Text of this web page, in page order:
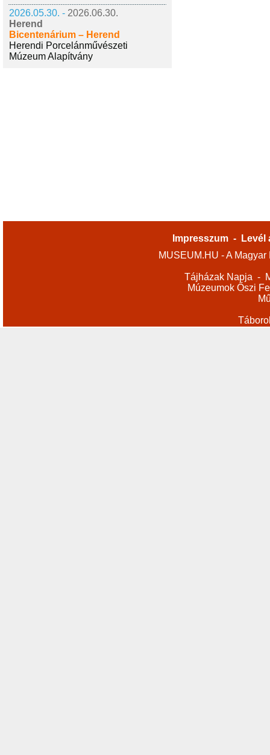
2026.05.30. - 2026.06.30.
Herend
Bicentenárium – Herend
Herendi Porcelánművészeti
Múzeum Alapítvány
Impresszum -
Levél
MUSEUM.HU - A
Tájházak Napja -
Múzeumok Őszi